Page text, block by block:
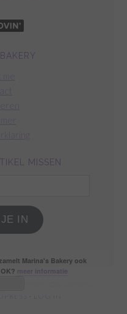
MISSEN
IN
THEME
·
Marina's Bakery ook
meer informatie